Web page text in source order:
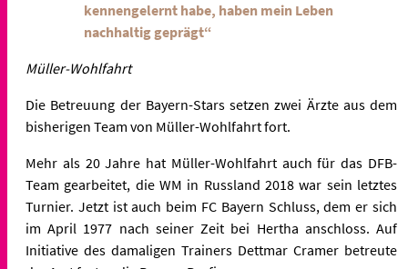
kennengelernt habe, haben mein Leben
nachhaltig geprägt“
Müller-Wohlfahrt
Die Betreuung der Bayern-Stars setzen zwei Ärzte aus dem
bisherigen Team von Müller-Wohlfahrt fort.
Mehr als 20 Jahre hat Müller-Wohlfahrt auch für das DFB-
Team gearbeitet, die WM in Russland 2018 war sein letztes
Turnier. Jetzt ist auch beim FC Bayern Schluss, dem er sich
im April 1977 nach seiner Zeit bei Hertha anschloss. Auf
Initiative des damaligen Trainers Dettmar Cramer betreute